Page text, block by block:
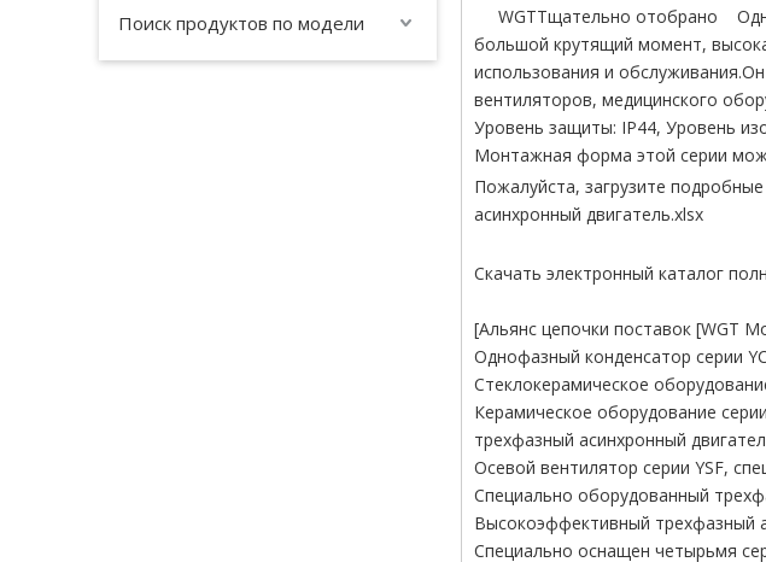
Поиск продуктов по модели
WGTТщательно отобрано
большой крутящий момент,
использования и
вентиляторов, медицинского
Уровень защиты: IP44, Уровень
Монтажная форма этой серии
Пожалуйста, загрузите
асинхронный двигатель.xlsx
Скачать электронный каталог
[Альянс цепочки поставок [WGT
Однофазный конденсатор серии
Стеклокерамическое
Керамическое оборудование
трехфазный асинхронный
Осевой вентилятор серии YSF,
Специально оборудованный
Высокоэффективный трехфазный
Специально оснащен четырьмя